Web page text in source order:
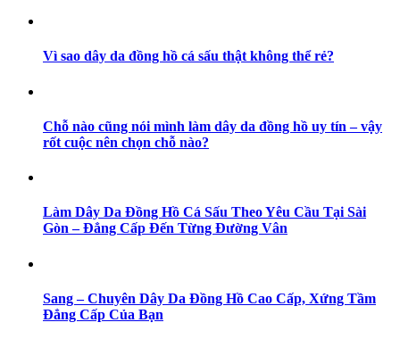
Vì sao dây da đồng hồ cá sấu thật không thể rẻ?
Chỗ nào cũng nói mình làm dây da đồng hồ uy tín – vậy
rốt cuộc nên chọn chỗ nào?
Làm Dây Da Đồng Hồ Cá Sấu Theo Yêu Cầu Tại Sài
Gòn – Đẳng Cấp Đến Từng Đường Vân
Sang – Chuyên Dây Da Đồng Hồ Cao Cấp, Xứng Tầm
Đẳng Cấp Của Bạn